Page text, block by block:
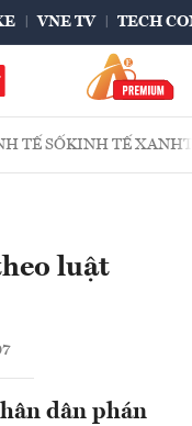
VNE TV TECH
TẾ SỐKINH TẾ XANH
luật
dân phán